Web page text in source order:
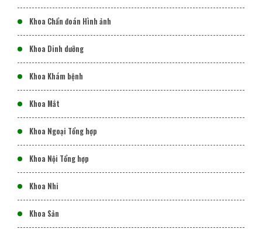
Khoa Chẩn đoán Hình ảnh
Khoa Dinh dưỡng
Khoa Khám bệnh
Khoa Mắt
Khoa Ngoại Tổng hợp
Khoa Nội Tổng hợp
Khoa Nhi
Khoa Sản